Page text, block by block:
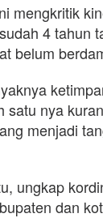
mengkritik
4 tahun
belum
satu nya
menjadi
ungkap
dan